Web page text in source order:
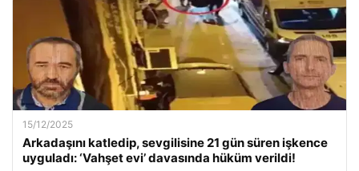
15/12/2025
Arkadaşını katledip, sevgilisine 21 gün süren işkence
uyguladı: ‘Vahşet evi’ davasında hüküm verildi!